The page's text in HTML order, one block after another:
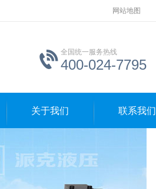
网站地图
全国统一服务热线
400-024-7795
关于我们 联系我们